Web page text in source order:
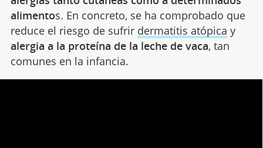
alimentos. En concreto, se ha comprobado que
reduce el riesgo de sufrir dermatitis atópica y
alergia a la proteína de la leche de vaca, tan
comunes en la infancia.